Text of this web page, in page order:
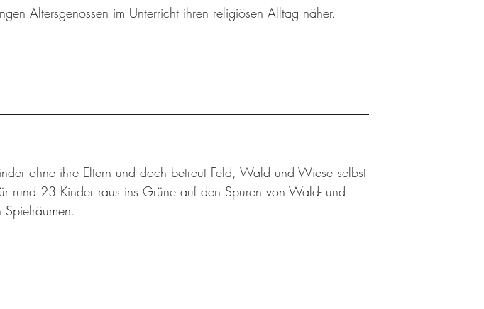
Altersgenossen im Unterricht ihren religiösen Alltag näher.
ohne ihre Eltern und doch betreut Feld, Wald und Wiese selbst
rund 23 Kinder raus ins Grüne auf den Spuren von Wald- und